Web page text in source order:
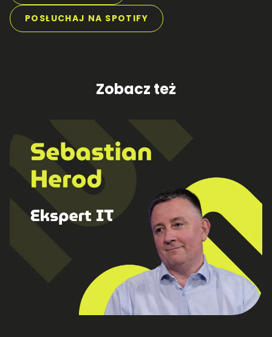
POSŁUCHAJ NA SPOTIFY
Zobacz też